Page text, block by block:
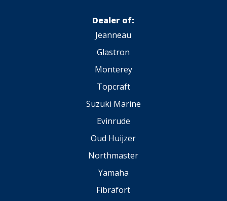
Dealer of:
Jeanneau
Glastron
Monterey
Topcraft
Suzuki Marine
Evinrude
Oud Huijzer
Northmaster
Yamaha
Fibrafort